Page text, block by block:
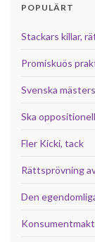
POPULÄRT
Stackars killar,
Promiskuös
Svenska
Ska
Fler Kicki, tack
Rättsprövning
Den